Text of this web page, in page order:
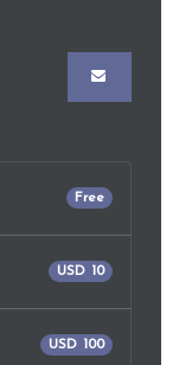
Free
USD 10
USD 100